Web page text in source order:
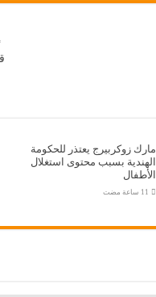
مارك زوكربيرج يعتذر للحكومة
الهندية بسبب محتوى استغلال
الأطفال